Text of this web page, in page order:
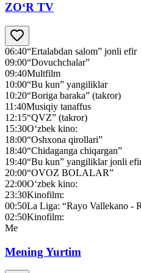
ZO‘R TV
06:40“Ertalabdan salom” jonli efir
09:00“Dovuchchalar”
09:40Multfilm
10:00“Bu kun” yangiliklar
10:20“Boriga baraka” (takror)
11:40Musiqiy tanaffus
12:15“QVZ” (takror)
15:30O‘zbek kino:
18:00“Oshxona qirollari”
18:40“Chidaganga chiqargan”
19:40“Bu kun” yangiliklar jonli
20:00“OVOZ BOLALAR”
22:00O‘zbek kino:
23:30Kinofilm:
00:50La Liga: “Rayo Vallekano -
02:50Kinofilm:
Me
Mening Yurtim